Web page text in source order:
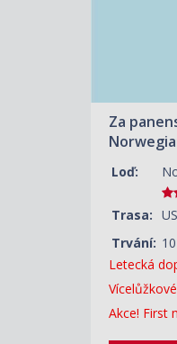
Za
Loď:
Trasa:
Trvání:
Letecká
Akce! First